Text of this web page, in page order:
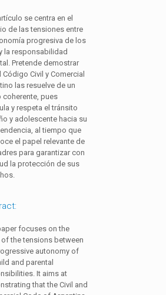
se centra en el
de las tensiones entre
progresiva de los
la responsabilidad
Pretende demostrar
Código Civil y Comercial
las resuelve de un
coherente, pues
y respeta el tránsito
y adolescente hacia su
al tiempo que
el papel relevante de
para garantizar con
la protección de sus
focuses on the
of the tensions between
autonomy of
and parental
It aims at
that the Civil and